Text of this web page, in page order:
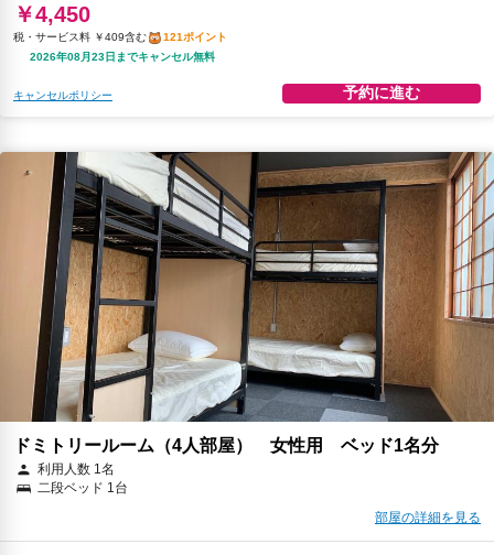
￥4,450
税・サービス料 ￥409含む
121ポイント
2026年08月23日までキャンセル無料
キャンセルポリシー 予約に進む
ドミトリールーム（4人部屋） 女性用 ベッド1名分
利用人数 1名
二段ベッド 1台
部屋の詳細を見る